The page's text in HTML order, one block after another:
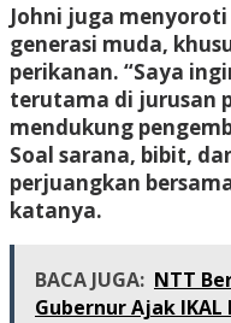
Johni juga
generasi muda,
perikanan. “Saya
terutama di jurusan
mendukung
Soal sarana, bibit,
perjuangkan
katanya.
BACA JUGA: NTT
Gubernur Ajak